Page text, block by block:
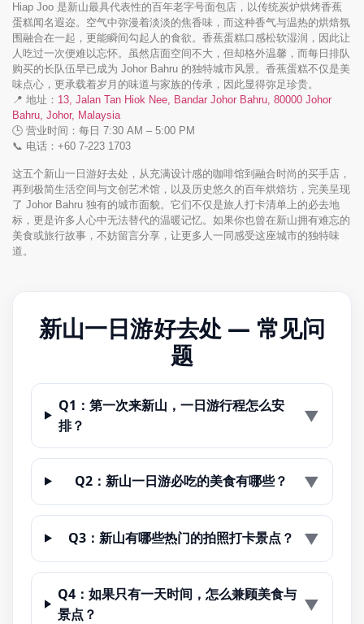
Hiap Joo 是新山最具代表性的百年老字号面包店，以传统炭炉烘烤香蕉
蛋糕闻名遐迩。空气中弥漫着淡淡的焦香味，而这种香气与温热的烘焙氛
围融合在一起，更能瞬间勾起人的食欲。香蕉蛋糕口感松软湿润，因此让
人吃过一次便难以忘怀。虽然店面空间不大，但却格外温馨，而每日排队
购买的长队伍早已成为 Johor Bahru 的独特城市风景。香蕉蛋糕不仅是美
味点心，更承载着岁月的味道与家族的传承，因此显得弥足珍贵。
📍 地址： 13, Jalan Tan Hiok Nee, Bandar Johor Bahru, 80000 Johor
Bahru, Johor, Malaysia
🕒 营业时间：每日 7:30 AM – 5:00 PM
📞 电话：+60 7-223 1703
这五个新山一日游好去处，从充满设计感的咖啡馆到融合时尚的买手店，
再到极简生活空间与文创艺术馆，以及历史悠久的百年烘焙坊，完美呈现
了 Johor Bahru 独有的城市面貌。它们不仅是旅人打卡清单上的必去地
标，更是许多人心中无法替代的温暖记忆。如果你也曾在新山拥有难忘的
美食或旅行故事，不妨留言分享，让更多人一同感受这座城市的独特味
道。
新山一日游好去处 — 常见问
题
Q1：第一次来新山，一日游行程怎么安
排？
▼
Q2：新山一日游必吃的美食有哪些？ ▼
Q3：新山有哪些热门的拍照打卡景点？ ▼
Q4：如果只有一天时间，怎么兼顾美食与
景点？
▼